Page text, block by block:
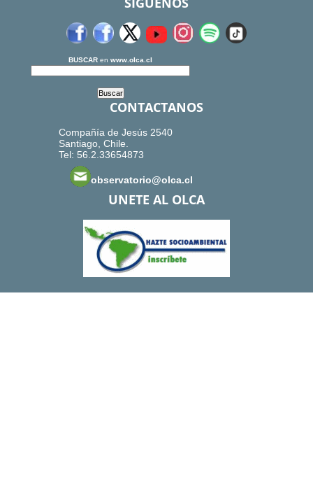
BUSCAR en www.olca.cl
CONTACTANOS
Compañía de Jesús 2540
Santiago, Chile.
Tel: 56.2.33654873
observatorio@olca.cl
UNETE AL OLCA